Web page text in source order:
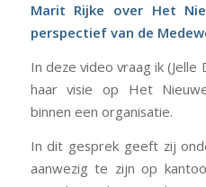
Marit Rijke over Het
perspectief van de
In deze video vraag ik
haar visie op Het
binnen een organisatie.
In dit gesprek geeft zij
aanwezig te zijn op